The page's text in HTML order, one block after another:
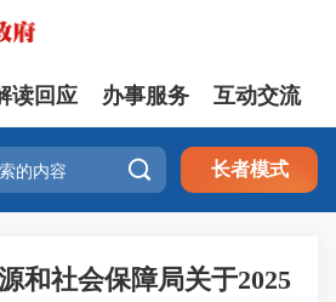
读回应 办事服务 互动交流
 长者模式
和社会保障局关于2025